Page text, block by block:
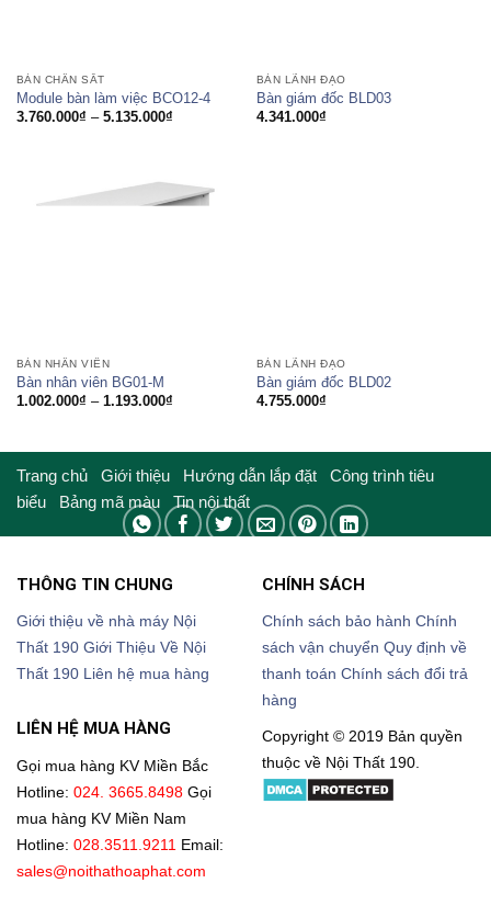
BÀN CHÂN SẮT
Module bàn làm việc BCO12-4
3.760.000₫ – 5.135.000₫Khoảng
5.135.000₫
BÀN LÃNH ĐẠO
Bàn giám đốc BLD03
4.341.000₫
BÀN NHÂN VIÊN
Bàn nhân viên BG01-M
1.002.000₫ – 1.193.000₫Khoảng
đến
BÀN LÃNH ĐẠO
Bàn giám đốc BLD02
4.755.000₫
Trang chủ Giới thiệu Hướng dẫn lắp đặt Công trình tiêu
biểu
Bảng mã màu Tin nội thất
THÔNG TIN CHUNG
Giới thiệu về nhà máy Nội
Thất 190 Giới Thiệu Về Nội
Thất 190 Liên hệ mua hàng
CHÍNH SÁCH
Chính sách bảo hành Chính
sách vận chuyển Quy định về
thanh toán Chính sách đổi trả
hàng
LIÊN HỆ MUA HÀNG
Gọi mua hàng KV Miền Bắc
Hotline: 024. 3665.8498 Gọi
mua hàng KV Miền Nam
Hotline: 028.3511.9211 Email:
sales@noithathoaphat.com
Copyright © 2019 Bản quyền
thuộc về Nội Thất 190.